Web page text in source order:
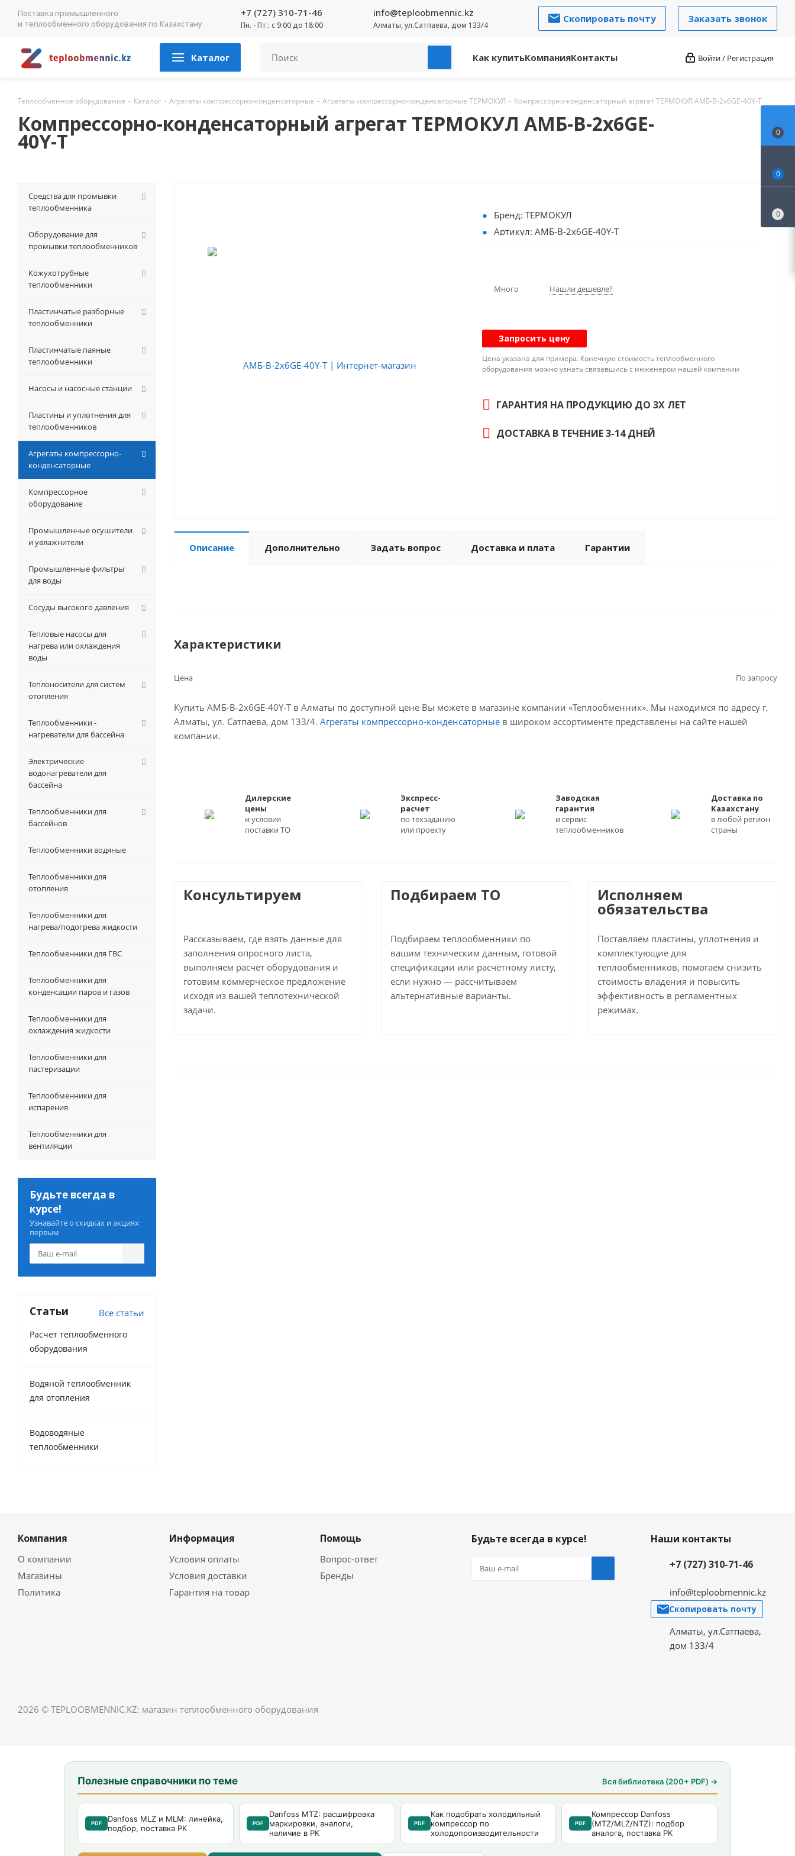
Поставка промышленного
и теплообменного оборудования по Казахстану
+7 (727) 310-71-46
Пн. - Пт.: с 9:00 до 18:00
info@teploobmennic.kz
Алматы, ул.Сатпаева, дом 133/4
Скопировать почту Заказать звонок
Каталог Как купитьКомпанияКонтакты Войти / Регистрация
Теплообменное оборудование - Каталог - Агрегаты компрессорно-конденсаторные - Агрегаты компрессорно-конденсаторные ТЕРМОКУЛ - Компрессорно-конденсаторный агрегат ТЕРМОКУЛ АМБ-В-2х6GE-40Y-Т
Компрессорно-конденсаторный агрегат ТЕРМОКУЛ АМБ-В-2х6GE-
40Y-Т
Бренд: ТЕРМОКУЛ
Артикул: АМБ-В-2х6GE-40Y-Т
Индикатор влажности: да / нет
Наличие конденсатора: Без конденсатора
Q₀, кВт: 247
Исполнение: Торговое / Коммерческое
Хладагент: R404A
Габариты: 2000x1100x1700 мм
Температурный режим : Высокотемпературный
Много Нашли дешевле?
Запросить цену
Цена указана для примера. Конечную стоимость теплообменного
оборудования можно узнать связавшись с инженером нашей компании
ГАРАНТИЯ НА ПРОДУКЦИЮ ДО 3Х ЛЕТ
ДОСТАВКА В ТЕЧЕНИЕ 3-14 ДНЕЙ
Описание Дополнительно Задать вопрос Доставка и плата Гарантии
Характеристики
Цена По запросу
Купить АМБ-В-2х6GE-40Y-Т в Алматы по доступной цене Вы можете в магазине компании «Теплообменник». Мы находимся по адресу г.
Алматы, ул. Сатпаева, дом 133/4. Агрегаты компрессорно-конденсаторные в широком ассортименте представлены на сайте нашей
компании.
Дилерские
цены
и условия
поставки ТО
Экспресс-
расчет
по техзаданию
или проекту
Заводская
гарантия
и сервис
теплообменников
Доставка по
Казахстану
в любой регион
страны
Консультируем
Рассказываем, где взять данные для
заполнения опросного листа,
выполняем расчёт оборудования и
готовим коммерческое предложение
исходя из вашей теплотехнической
задачи.
Подбираем ТО
Подбираем теплообменники по
вашим техническим данным, готовой
спецификации или расчётному листу,
если нужно — рассчитываем
альтернативные варианты.
Исполняем
обязательства
Поставляем пластины, уплотнения и
комплектующие для
теплообменников, помогаем снизить
стоимость владения и повысить
эффективность в регламентных
режимах.
Средства для промывки
теплообменника
Оборудование для
промывки теплообменников
Кожухотрубные
теплообменники
Пластинчатые разборные
теплообменники
Пластинчатые паяные
теплообменники
Насосы и насосные станции
Пластины и уплотнения для
теплообменников
Агрегаты компрессорно-
конденсаторные
Компрессорное
оборудование
Промышленные осушители
и увлажнители
Промышленные фильтры
для воды
Сосуды высокого давления
Тепловые насосы для
нагрева или охлаждения
воды
Теплоносители для систем
отопления
Теплообменники -
нагреватели для бассейна
Электрические
водонагреватели для
бассейна
Теплообменники для
бассейнов
Теплообменники водяные
Теплообменники для
отопления
Теплообменники для
нагрева/подогрева жидкости
Теплообменники для ГВС
Теплообменники для
конденсации паров и газов
Теплообменники для
охлаждения жидкости
Теплообменники для
пастеризации
Теплообменники для
испарения
Теплообменники для
вентиляции
Будьте всегда в
курсе!
Узнавайте о скидках и акциях
первым
Статьи Все статьи
Расчет теплообменного
оборудования
Водяной теплообменник
для отопления
Водоводяные
теплообменники
Компания
О компании
Магазины
Политика
Информация
Условия оплаты
Условия доставки
Гарантия на товар
Помощь
Вопрос-ответ
Бренды
Будьте всегда в курсе!
Наши контакты
+7 (727) 310-71-46
info@teploobmennic.kz
Скопировать почту
Алматы, ул.Сатпаева,
дом 133/4
2026 © TEPLOOBMENNIC.KZ: магазин теплообменного оборудования
0
0
0
Полезные справочники по теме Вся библиотека (200+ PDF) →
PDF
Danfoss MLZ и MLM: линейка,
подбор, поставка РК
PDF
Danfoss MTZ: расшифровка
маркировки, аналоги,
наличие в РК
PDF
Как подобрать холодильный
компрессор по
холодопроизводительности
PDF
Компрессор Danfoss
(MTZ/MLZ/NTZ): подбор
аналога, поставка РК